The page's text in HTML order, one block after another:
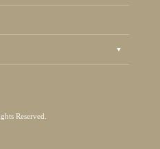
Reserved.